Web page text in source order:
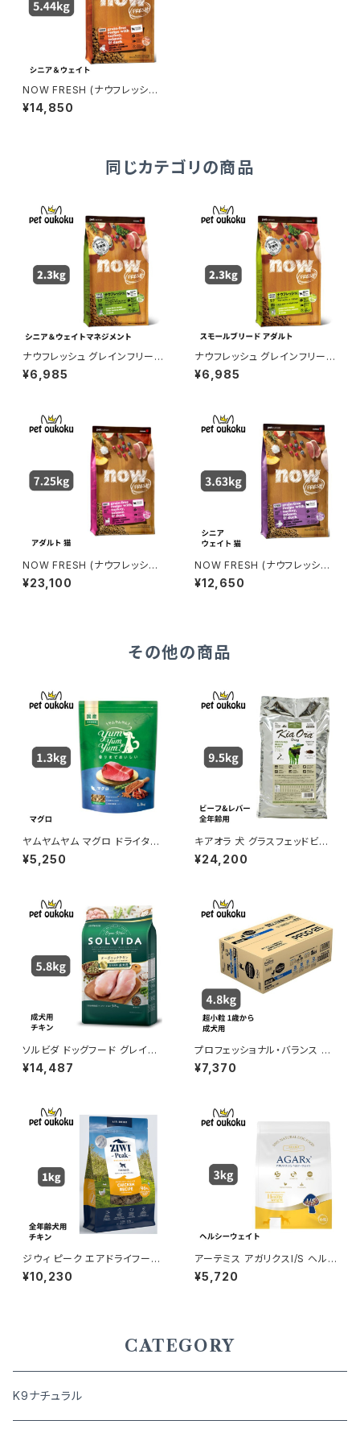
NOW FRESH (ナウフレッシュ)
グレインフリー シニア＆ウェイト
マネジメント 5.44kg レギュラ
¥14,850
同じカテゴリの商品
ナウフレッシュ グレインフリー
スモールブリード シニア＆ウェ
イトマネジメント 2.3kg 45731
¥6,985
ナウフレッシュ グレインフリー
スモールブリード アダルト 2.3k
g 4573160559016
¥6,985
NOW FRESH (ナウフレッシュ)
グレインフリー アダルトキャット
7.25kg
¥23,100
NOW FRESH (ナウフレッシュ)
グレインフリー シニアキャット＆
ウェイトマネジメント 3.63kg
¥12,650
その他の商品
ヤムヤムヤム マグロ ドライタイ
プ 1.3kg yum yum yum ! 45
71245859372
¥5,250
キアオラ 犬 グラスフェッドビー
フ＆レバー 9.5kg
¥24,200
ソルビダ ドッグフード グレイン
フリー チキン 室内飼育成犬用
5.8kg 4562312014473
¥14,487
プロフェッショナル・バランス 超
小粒 1歳から成犬用 4.8kg
¥7,370
ジウィ ピーク エアドライフード
チキン レシピ 犬用 1kg 正規品
9421016594801
¥10,230
アーテミス アガリクスI/S ヘル
シーウェイト 小粒 3kg 81336
90084349
¥5,720
CATEGORY
K9ナチュラル